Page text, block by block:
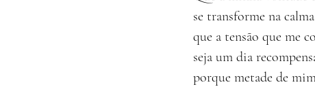
se transforme na
que a tensão que me
seja um dia
porque metade de